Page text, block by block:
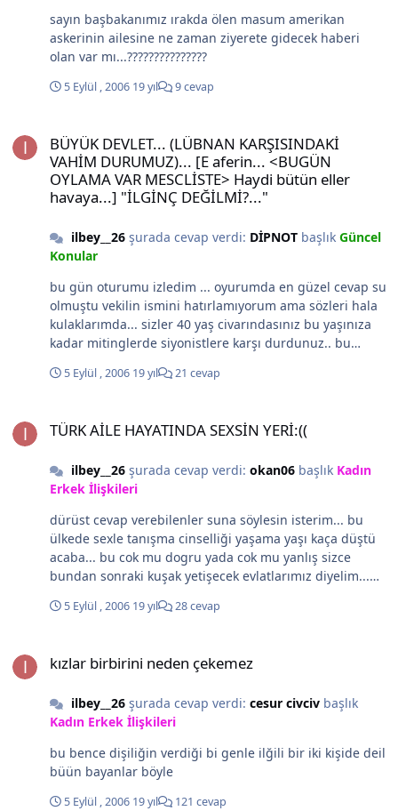
Kemal ülküsü sadece söz değil Beni seviyorsanız eğer ve
anlıyorsanız, Laboratuvarlarda sabahlayın, kahvelerde
değil, Bilim ağartsın saçlarınızı, kitaplar, Ancak böyle
aydınlanır o sonsuz karanlıklar. Mustafa Kemal'i
anlamak ağlamak değil, Mustafa Kemal ülküsü sadece
Görüyorum ki hâlâ aynı yerdesiniz hiç ilerlememiş;
Birbirinize düşmüşsünüz halka eğilmek dururken, Hani
köylerde ışık, hani bolluk, hani kaygısız gülen, Mustafa
Kemal'i anlamak işitmek değil, Mustafa Kemal ülküsü
sadece söz değil. Arayı kapatmanızı istiyorum uygar
uluslarla, Bilime, sanata varılmaz rezil dalkavuklarla, Bu
vatan, bu canım vatan sizden çalışmak ister, Paydos
öğünmeye, paydos avunmaya, yeter, yeter, Mustafa
Kemal'i anlamak aldatmak değil, Mustafa Kemal ülküsü
sadece söz değil ben müslüman bir türk gençi olarak.
Gazi ye yapılan yobazlar tarafından uydurulan kelamları
gale aldım. nede ben Atatürkçüyüm diye inançlarından
oldum. biz ihanetlerle dolu bu dünyada Allahımıza olan
isteği üzerine gazi ye hürmet ve saygıda kusur etmedik
bırakmadık yürüyorsak bu topraklarda özgürce biz bu
nesil konuşuruz sadece boş boş... lafla pc başında
kendimizi bi nimetden sayarız... bu milletin cekeçeği
ceza büyük.. her şeyi hak ediyoruz...
sayın başbakanımız ırakda ölen masum amerikan
askerinin ailesine ne zaman ziyerete gidecek haberi
olan var mı...???????????????
5 Eylül , 2006 19 yıl 9 cevap
BÜYÜK DEVLET... (LÜBNAN KARŞISINDAKİ
VAHİM DURUMUZ)... [E aferin... <BUGÜN
OYLAMA VAR MESCLİSTE> Haydi bütün eller
havaya...] "İLGİNÇ DEĞİLMİ?..."
ilbey__26şurada cevap verdi: DİPNOTbaşlık Güncel
Konular
bu gün oturumu izledim ... oyurumda en güzel cevap su
olmuştu vekilin ismini hatırlamıyorum ama sözleri hala
kulaklarımda... sizler 40 yaş civarındasınız bu yaşınıza
kadar mitinglerde siyonistlere karşı durdunuz.. bu
oraya lübnanı korumaya deil yahudileri korumaya
evladını asker olarak göndersin.. bu milletin siyonistler
değil miş... ama suan orda masum insanlarında öldüğü
bir gerçek... dünya ne kadar acımasız insanlar savaş
istemiyor fakat acımasız siyaset kana doymuyor...
5 Eylül , 2006 19 yıl 21 cevap
TÜRK AİLE HAYATINDA SEXSİN YERİ:((
ilbey__26şurada cevap verdi: okan06başlık Kadın
Erkek İlişkileri
dürüst cevap verebilenler suna söylesin isterim... bu
ülkede sexle tanışma cinselliği yaşama yaşı kaça düştü
acaba... bu cok mu dogru yada cok mu yanlış sizce
bundan sonraki kuşak yetişecek evlatlarımız diyelim...
ileride sex hayatlarında sorun cıkara bilir mi çırakrırsa
5 Eylül , 2006 19 yıl 28 cevap
kızlar birbirini neden çekemez
ilbey__26şurada cevap verdi: cesur civcivbaşlık
Kadın Erkek İlişkileri
bu bence dişiliğin verdiği bi genle ilğili bir iki kişide deil
büün bayanlar böyle
5 Eylül , 2006 19 yıl 121 cevap